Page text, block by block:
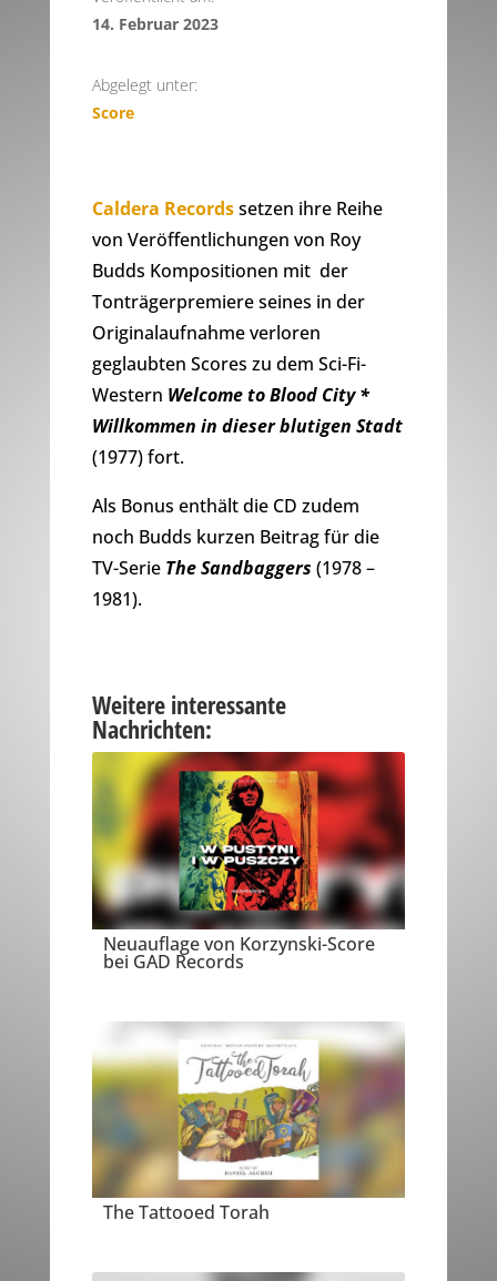
14. Februar 2023
Abgelegt unter:
Score
Caldera Recordssetzen ihre Reihe
von Veröffentlichungen von Roy
Budds Kompositionen mit der
Tonträgerpremiere seines in der
Originalaufnahme verloren
geglaubten Scores zu dem Sci-Fi-
Western Welcome to Blood City *
Willkommen in dieser blutigen Stadt
(1977) fort.
Als Bonus enthält die CD zudem
noch Budds kurzen Beitrag für die
TV-Serie The Sandbaggers (1978 –
1981).
Weitere interessante
Nachrichten:
Neuauflage von Korzynski-Score
bei GAD Records
The Tattooed Torah